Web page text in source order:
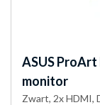
ASUSProArt
monitor
Zwart, 2x HDMI,